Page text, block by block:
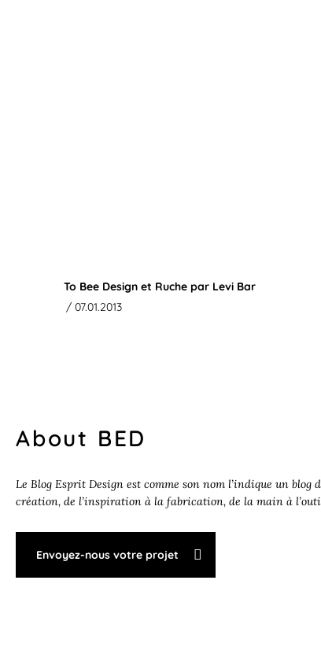
To Bee Design et Ruche par Levi Bar
/ 07.01.2013
About BED
Le Blog Esprit Design est comme son nom l’indique un
création, de l’inspiration à la fabrication, de la main à
Envoyez-nous votre projet